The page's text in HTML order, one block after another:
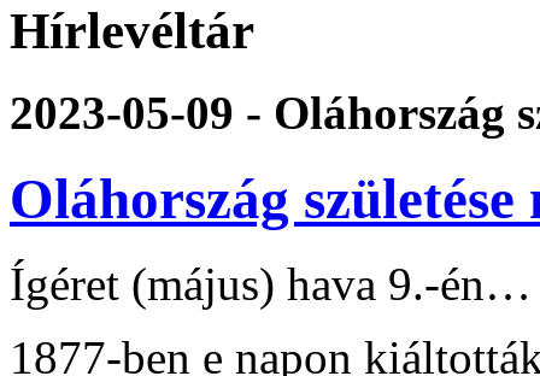
Hírlevéltár
2023-05-09 - Oláhország
Oláhország
Ígéret (május) hava 9.-én…
1877-ben e napon